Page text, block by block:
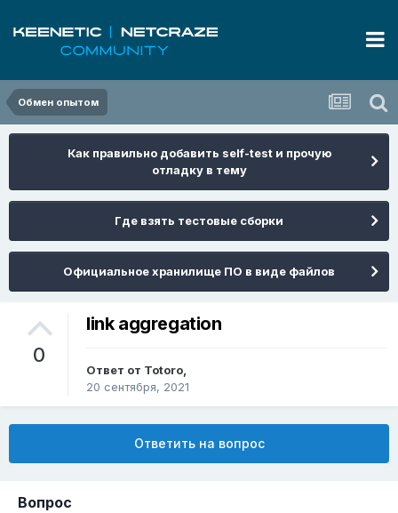
Обмен опытом
Как правильно добавить self-test и прочую
отладку в тему
Где взять тестовые сборки
Официальное хранилище ПО в виде файлов
0
link aggregation
Ответ от Totoro,
20 сентября, 2021
Ответить на вопрос
Вопрос